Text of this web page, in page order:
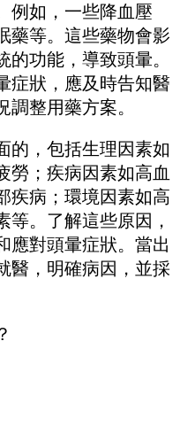
例如，一些降血壓
藥等。這些藥物會影
功能，導致頭暈。
症狀，應及時告知醫
整用藥方案。
，包括生理因素如
勞；疾病因素如高血
疾病；環境因素如高
等。了解這些原因，
應對頭暈症狀。當出
醫，明確病因，並採